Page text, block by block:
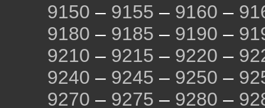
9150 – 9155 – 9160 –
9180 – 9185 – 9190 –
9210 – 9215 – 9220 –
9240 – 9245 – 9250 –
9270 – 9275 – 9280 –